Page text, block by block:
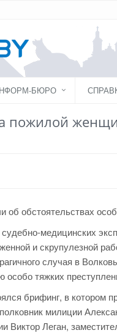
БЮРО
пожилой
обстоятельствах
медицинских
и скрупулезной
случая в
особо тяжких
брифинг, в котором
милиции
Виктор Леган,